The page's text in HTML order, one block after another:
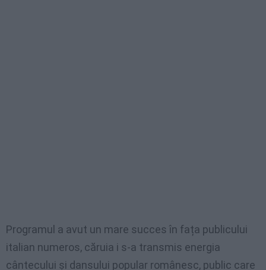
Programul a avut un mare succes în fața publicului
italian numeros, căruia i s-a transmis energia
cântecului și dansului popular românesc, public care